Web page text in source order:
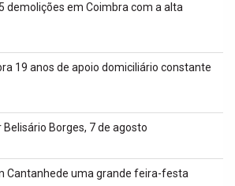
demolições em Coimbra com a alta
19 anos de apoio domiciliário constante
Belisário Borges, 7 de agosto
Cantanhede uma grande feira-festa